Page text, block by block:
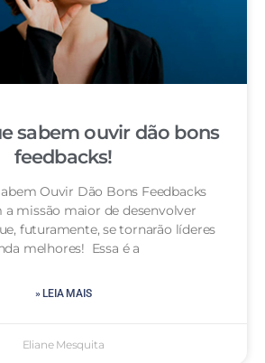
sabem ouvir dão bons
feedbacks!
Ouvir Dão Bons Feedbacks
a missão maior de desenvolver
futuramente, se tornarão líderes
melhores! Essa é a
» LEIA MAIS
Eliane Mesquita